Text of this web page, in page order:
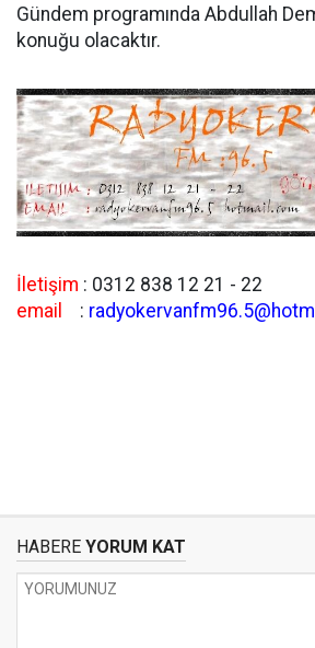
Gündem programında Abdullah
konuğu olacaktır.
İletişim : 0312 838 12 21 - 22
email
:
HABERE YORUM KAT